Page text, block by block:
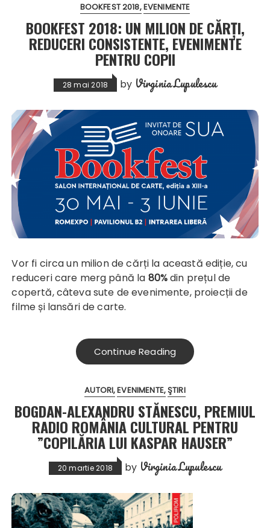
BOOKFEST 2018 EVENIMENTE
BOOKFEST 2018: UN MILION DE CĂRȚI,
REDUCERI CONSISTENTE, EVENIMENTE
PENTRU COPII
28 mai 2018 by Virginia Lupulescu
Vor fi circa un milion de cărți la această ediție, cu
reduceri care merg până la 80%din prețul de
copertă, câteva sute de evenimente, proiecții de
filme și lansări de carte.
Continue Reading
AUTORI EVENIMENTE ŞTIRI
BOGDAN-ALEXANDRU STĂNESCU, PREMIUL
RADIO ROMÂNIA CULTURAL PENTRU
”COPILĂRIA LUI KASPAR HAUSER”
20 martie 2018 by Virginia Lupulescu